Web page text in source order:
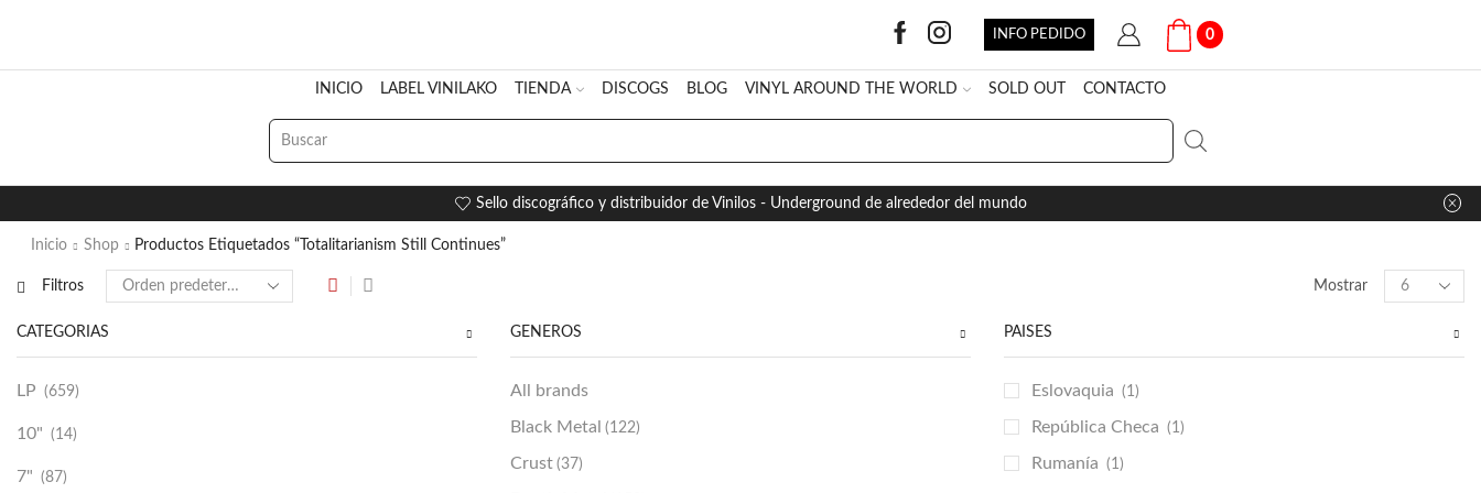
INFO PEDIDO 0
INICIO LABEL VINILAKO TIENDA DISCOGS BLOG VINYL AROUND THE WORLD SOLD OUT CONTACTO
SEARCH
INPUT
Sello discográfico y distribuidor de Vinilos - Underground de alrededor del mundo
Inicio Shop Productos Etiquetados “Totalitarianism Still Continues”
Filtros Mostrar
Products
per
CATEGORÍAS
LP (659)
10" (14)
7" (87)
GÉNEROS
All brands
Black Metal (122)
Crust (37)
PAÍSES
Eslovaquia (1)
República Checa (1)
Rumanía (1)